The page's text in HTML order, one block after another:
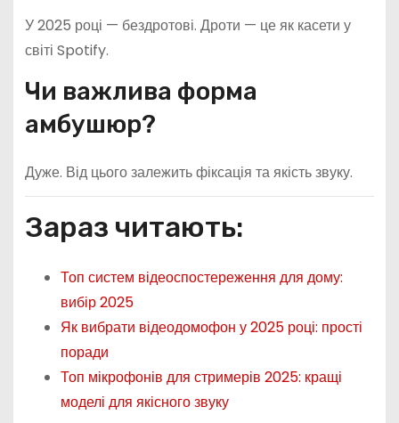
У 2025 році — бездротові. Дроти — це як касети у
світі Spotify.
Чи важлива форма
амбушюр?
Дуже. Від цього залежить фіксація та якість звуку.
Зараз читають:
Топ систем відеоспостереження для дому:
вибір 2025
Як вибрати відеодомофон у 2025 році: прості
поради
Топ мікрофонів для стримерів 2025: кращі
моделі для якісного звуку